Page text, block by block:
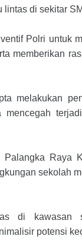
di sekitar
Polri untuk
memberikan
melakukan
Raya
sekolah
di kawasan
potensi